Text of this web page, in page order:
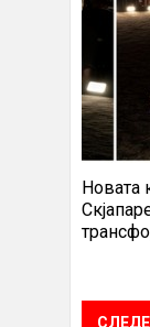
Новата